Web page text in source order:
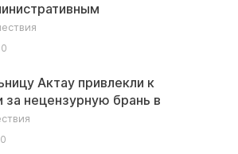
0
Актау привлекли к
за нецензурную брань в
0